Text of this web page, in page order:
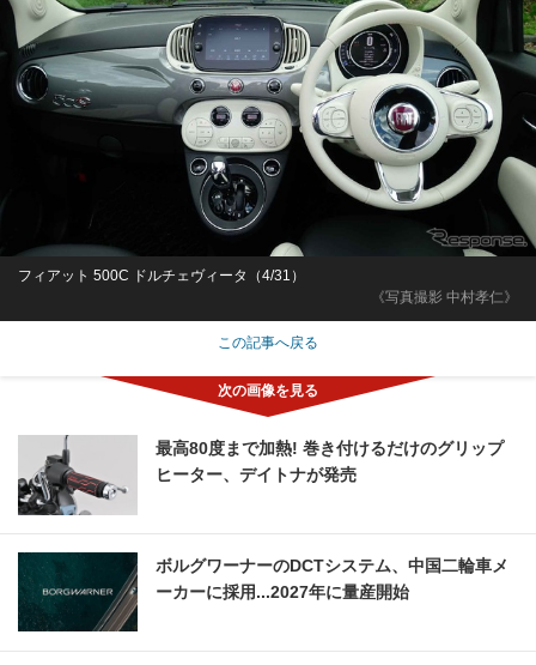
《写真撮影 中村孝仁》
フィアット 500C ドルチェヴィータ（4/31）
この記事へ戻る
最高80度まで加熱! 巻き付けるだけのグリップ
ヒーター、デイトナが発売
ボルグワーナーのDCTシステム、中国二輪車メ
ーカーに採用...2027年に量産開始